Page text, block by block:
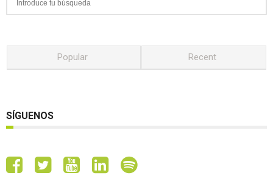
Popular Recent
SÍGUENOS